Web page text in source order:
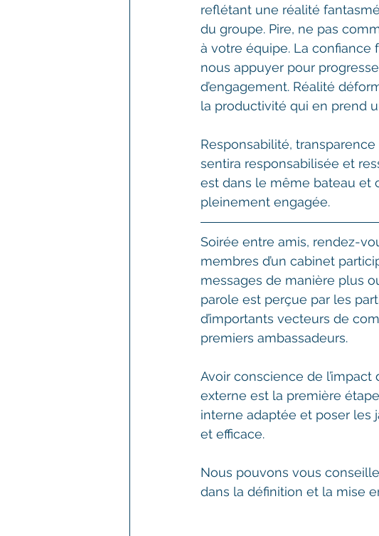
reflétant une réalité
du groupe. Pire, ne pas
à votre équipe. La confiance
nous appuyer pour
d’engagement. Réalité
la productivité qui en prend
Responsabilité,
sentira responsabilisée et
est dans le même bateau et
pleinement engagée.
Soirée entre amis, rendez-
membres d’un cabinet
messages de manière plus
parole est perçue par les
d’importants vecteurs de
premiers ambassadeurs.
Avoir conscience de
externe est la première
interne adaptée et poser les
et efficace.
Nous pouvons vous
dans la définition et la mise